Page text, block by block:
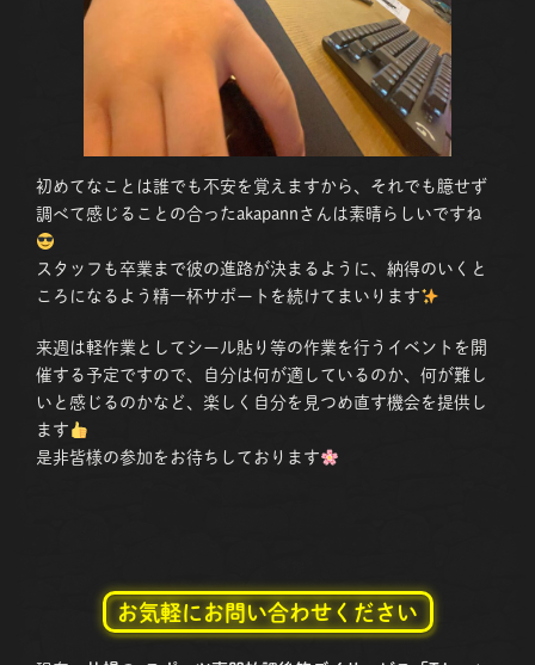
初めてなことは誰でも不安を覚えますから、それでも臆せず
調べて感じることの合ったakapannさんは素晴らしいですね
スタッフも卒業まで彼の進路が決まるように、納得のいくと
ころになるよう精一杯サポートを続けてまいります
来週は軽作業としてシール貼り等の作業を行うイベントを開
催する予定ですので、自分は何が適しているのか、何が難し
いと感じるのかなど、楽しく自分を見つめ直す機会を提供し
ます
是非皆様の参加をお待ちしております
お気軽にお問い合わせください